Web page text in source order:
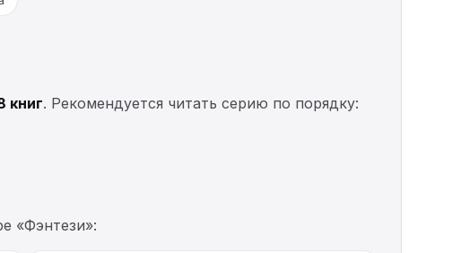
книг. Рекомендуется читать серию по порядку:
«Фэнтези»: